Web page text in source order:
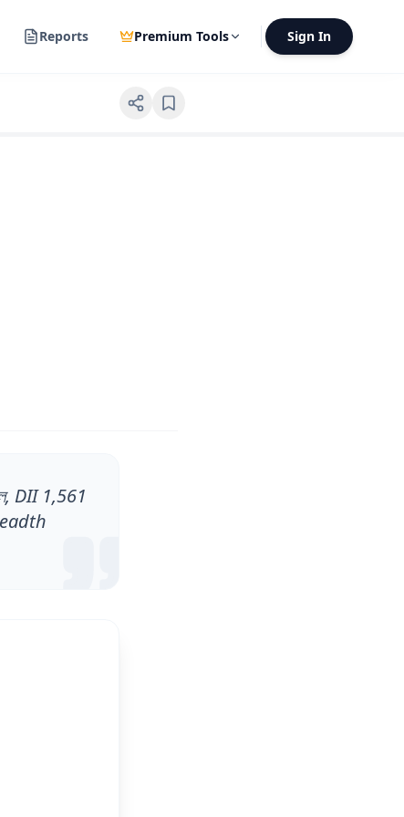
Reports Premium Tools Sign In
DII 1,561